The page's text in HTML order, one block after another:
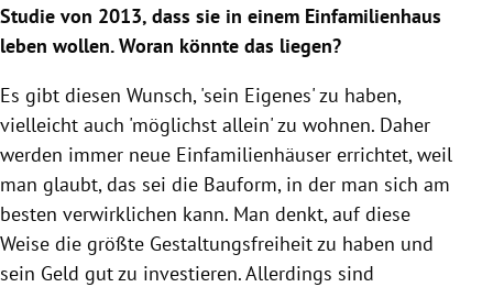
Studie von 2013, dass sie in einem Einfamilienhaus
leben wollen. Woran könnte das liegen?
Es gibt diesen Wunsch, 'sein Eigenes' zu haben,
vielleicht auch 'möglichst allein' zu wohnen. Daher
werden immer neue Einfamilienhäuser errichtet, weil
man glaubt, das sei die Bauform, in der man sich am
besten verwirklichen kann. Man denkt, auf diese
Weise die größte Gestaltungsfreiheit zu haben und
sein Geld gut zu investieren. Allerdings sind